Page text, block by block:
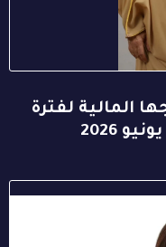
المالية لفترة